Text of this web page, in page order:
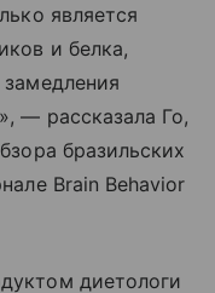
является
и белка,
— рассказала Го,
бразильских
Brain Behavior
диетологи